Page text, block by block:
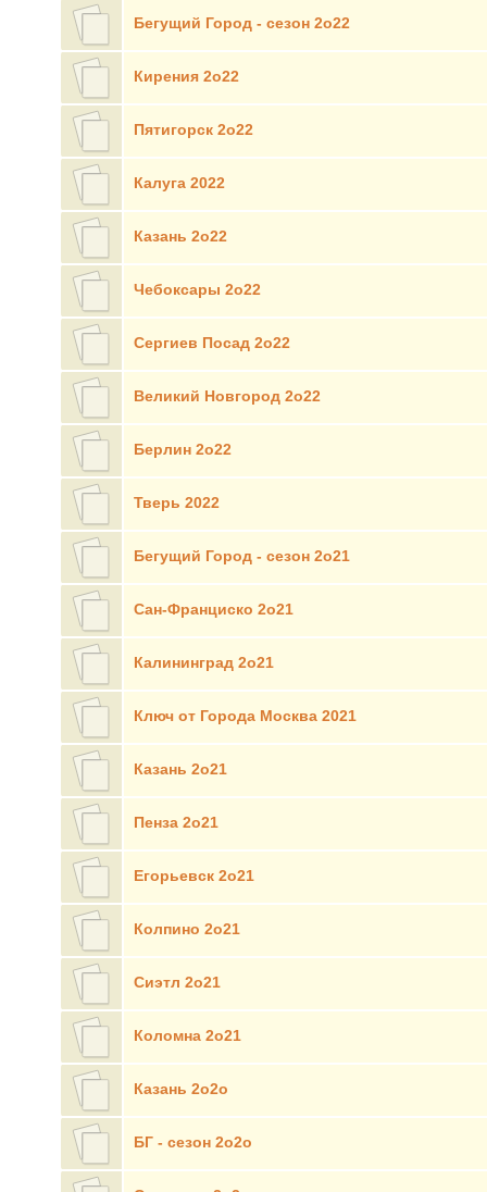
Бегущий Город - сезон 2о22
Кирения 2о22
Пятигорск 2о22
Калуга 2022
Казань 2о22
Чебоксары 2о22
Сергиев Посад 2о22
Великий Новгород 2о22
Берлин 2о22
Тверь 2022
Бегущий Город - сезон 2о21
Сан-Франциско 2о21
Калининград 2о21
Ключ от Города Москва 2021
Казань 2о21
Пенза 2о21
Егорьевск 2о21
Колпино 2о21
Сиэтл 2о21
Коломна 2о21
Казань 2о2о
БГ - сезон 2о2о